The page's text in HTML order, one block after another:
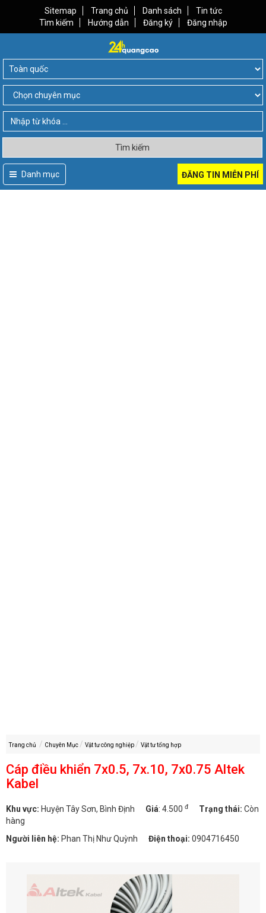
Sitemap Trang chủ Danh sách
Tin tức
Tìm kiếm
Hướng dẫn Đăng ký Đăng nhập
Tìm kiếm
Danh mục ĐĂNG TIN MIỄN PHÍ
Trang chủ Chuyên Mục Vật tư công nghiệp Vật tư tổng hợp
Cáp điều khiển 7x0.5, 7x.10, 7x0.75 Altek
Kabel
Khu vực: Huyện Tây Sơn, Bình Định Giá: 4.500 đ Trạng thái: Còn
hàng
Người liên hệ: Phan Thị Như Quỳnh Điện thoại: 0904716450